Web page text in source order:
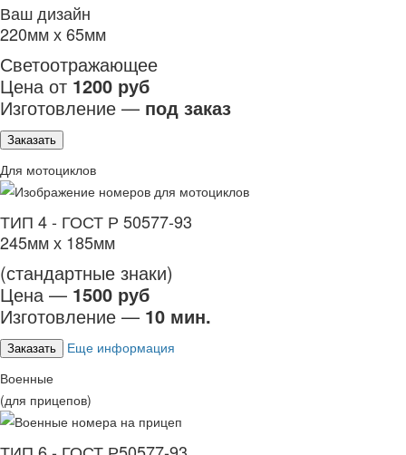
Ваш дизайн
220мм х 65мм
Светоотражающее
Цена от 1200 руб
Изготовление — под заказ
Заказать
Для мотоциклов
ТИП 4 - ГОСТ Р 50577-93
245мм х 185мм
(стандартные знаки)
Цена — 1500 руб
Изготовление — 10 мин.
Заказать
Еще информация
Военные
(для прицепов)